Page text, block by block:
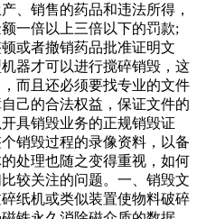
、销售的药品和违法所得，
一倍以上三倍以下的罚款;
或者撤销药品批准证明文
器才可以进行搅碎销毁，这
而且还必须要找专业的文件
己的合法权益，保证文件的
具销毁业务的正规销毁证
销毁过程的录像资料，以备
处理也随之变得重视，如何
较关注的问题。一、销毁文
纸机或类似装置使物料破碎